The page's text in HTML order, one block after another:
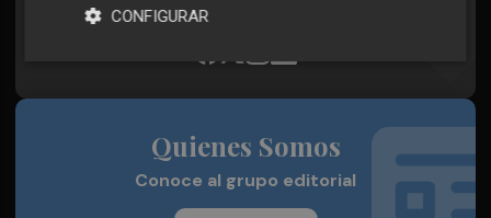
Quienes Somos
Conoce al grupo editorial
CONFIGURAR